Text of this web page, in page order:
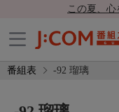
この夏、
番組表 -92 瑠璃